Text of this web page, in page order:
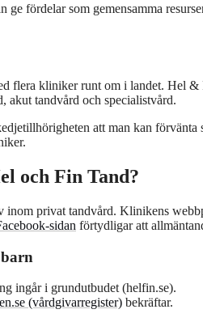
fördelar som gemensamma
flera kliniker runt om i landet. Hel
akut tandvård och specialistvård.
att man kan
och Fin Tand?
inom privat tandvård. Klinikens
sidan förtydligar att
ingår i grundutbudet (helfin.se).
(vårdgivarregister) bekräftar.